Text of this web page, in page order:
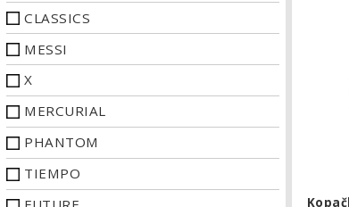
CLASSICS
MESSI
X
MERCURIAL
PHANTOM
TIEMPO